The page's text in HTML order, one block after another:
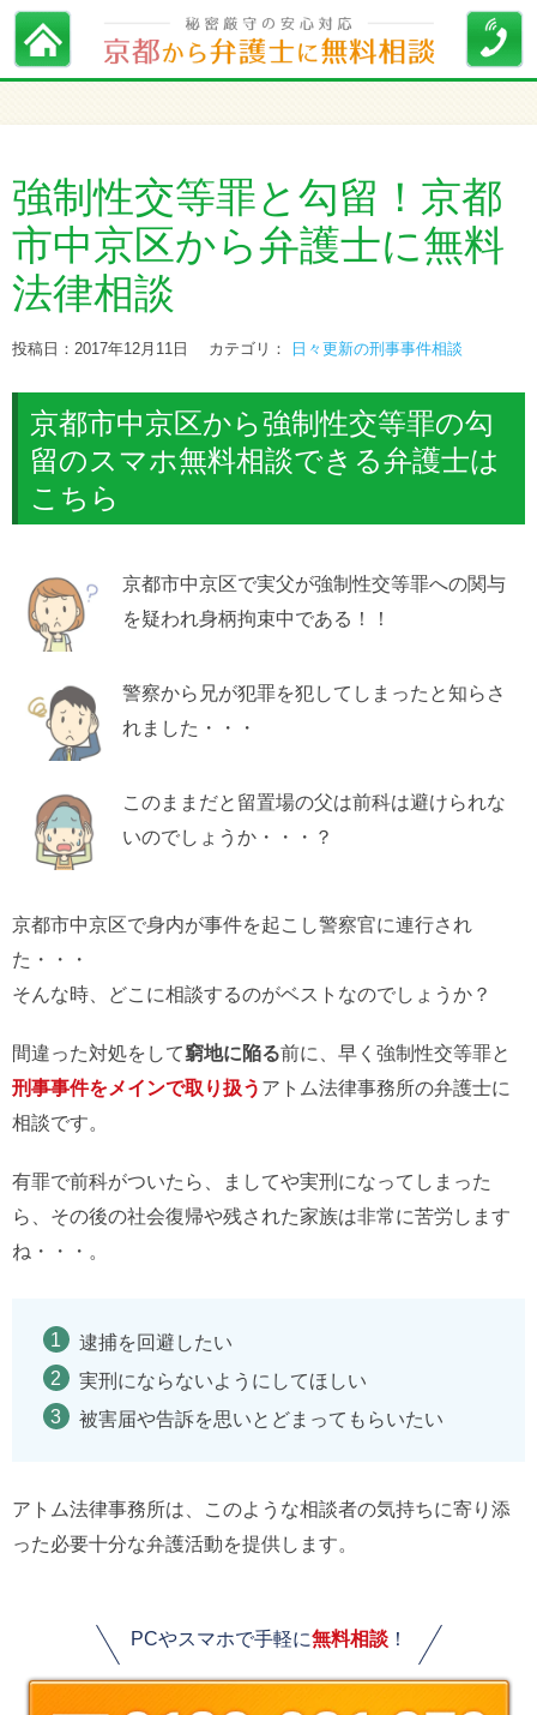
強制性交等罪と勾留！京都
市中京区から弁護士に無料
法律相談
投稿日：2017年12月11日 カテゴリ： 日々更新の刑事事件相談
京都市中京区から強制性交等罪の勾
留のスマホ無料相談できる弁護士は
こちら
京都市中京区で実父が強制性交等罪への関与
を疑われ身柄拘束中である！！
警察から兄が犯罪を犯してしまったと知らさ
れました・・・
このままだと留置場の父は前科は避けられな
いのでしょうか・・・？
京都市中京区で身内が事件を起こし警察官に連行され
た・・・
そんな時、どこに相談するのがベストなのでしょうか？
間違った対処をして窮地に陥る前に、早く強制性交等罪と
刑事事件をメインで取り扱う アトム法律事務所の弁護士に
相談です。
有罪で前科がついたら、ましてや実刑になってしまった
ら、その後の社会復帰や残された家族は非常に苦労します
ね・・・。
逮捕を回避したい
実刑にならないようにしてほしい
被害届や告訴を思いとどまってもらいたい
アトム法律事務所は、このような相談者の気持ちに寄り添
った必要十分な弁護活動を提供します。
PCやスマホで手軽に無料相談！